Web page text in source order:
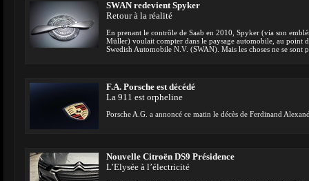
SWAN redevient Spyker
Retour à la réalité
En prenant le contrôle de Saab en 2010, Spyker (via son
Müller) voulait compter dans le paysage automobile, au point
Swedish Automobile N.V. (SWAN). Mais les choses ne se
F.A. Porsche est décédé
La 911 est orpheline
Porsche A.G. a annoncé ce matin le décès de Ferdinand
Nouvelle Citroën DS9 Présidence
L’Elysée à l’électricité